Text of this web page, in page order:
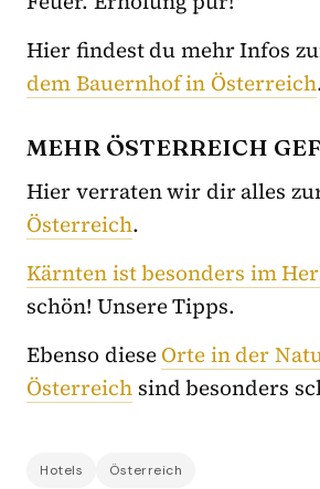
Hier findest du mehr Infos
dem Bauernhof in Österreich
MEHR ÖSTERREICH
Hier verraten wir dir alles
Österreich.
Kärnten ist besonders im
schön! Unsere Tipps.
Ebenso dieseOrte in der
Österreich sind besonders
Hotels Österreich